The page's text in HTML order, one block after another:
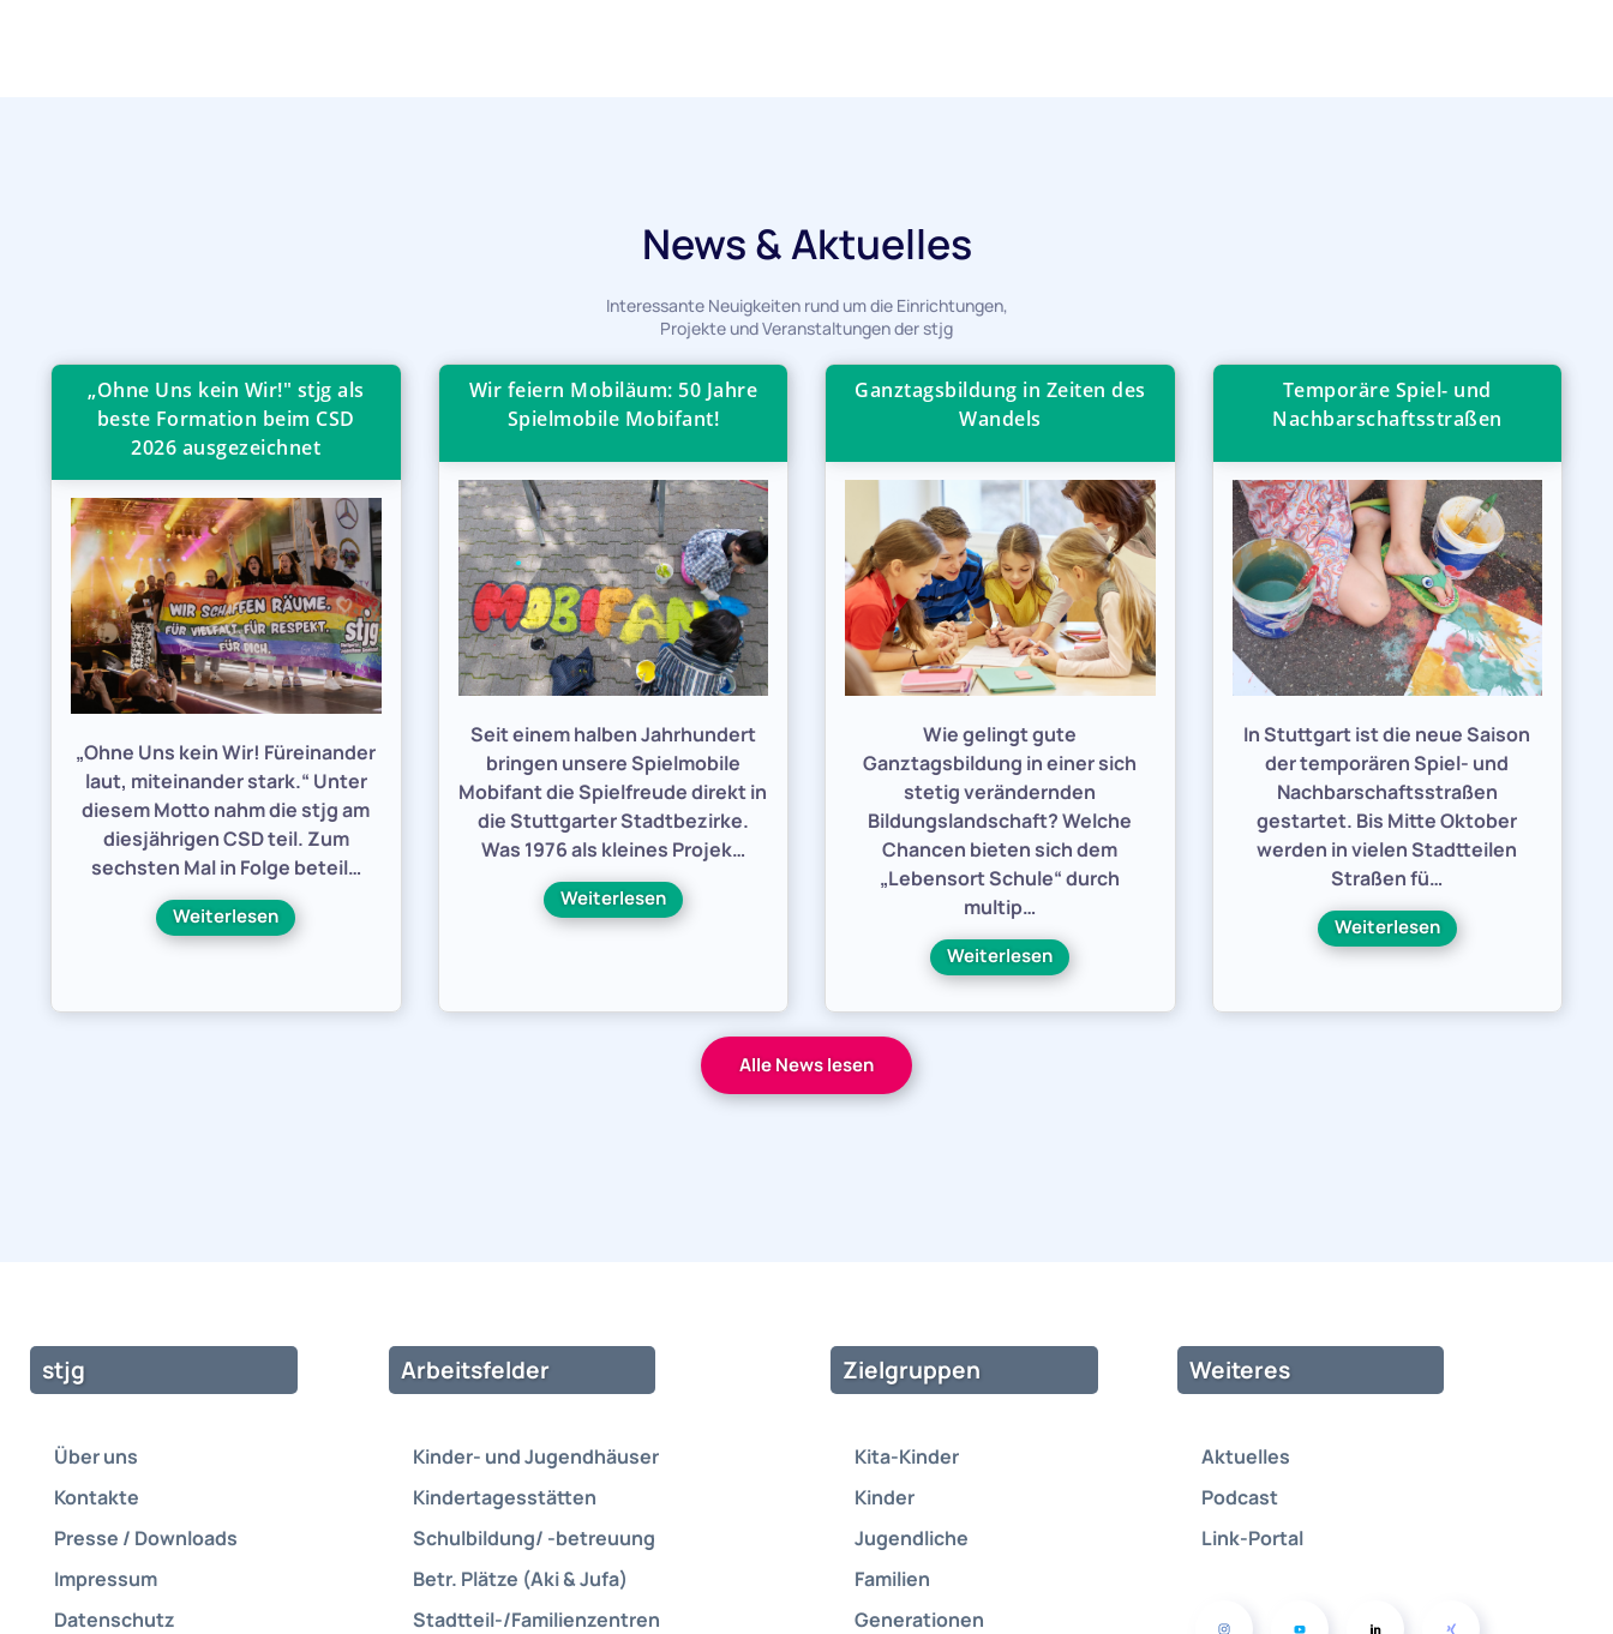
News & Aktuelles
Interessante Neuigkeiten rund um die Einrichtungen,
Projekte und Veranstaltungen der stjg
„Ohne Uns kein Wir!" stjg als
beste Formation beim CSD
2026 ausgezeichnet
„Ohne Uns kein Wir! Füreinander
laut, miteinander stark.“ Unter
diesem Motto nahm die stjg am
diesjährigen CSD teil. Zum
sechsten Mal in Folge beteil…
Weiterlesen
Wir feiern Mobiläum: 50 Jahre
Spielmobile Mobifant!
Seit einem halben Jahrhundert
bringen unsere Spielmobile
Mobifant die Spielfreude direkt in
die Stuttgarter Stadtbezirke.
Was 1976 als kleines Projek…
Weiterlesen
Ganztagsbildung in Zeiten des
Wandels
Wie gelingt gute
Ganztagsbildung in einer sich
stetig verändernden
Bildungslandschaft? Welche
Chancen bieten sich dem
„Lebensort Schule“ durch
multip…
Weiterlesen
Temporäre Spiel- und
Nachbarschaftsstraßen
In Stuttgart ist die neue Saison
der temporären Spiel- und
Nachbarschaftsstraßen
gestartet. Bis Mitte Oktober
werden in vielen Stadtteilen
Straßen fü…
Weiterlesen
Alle News lesen
stjg
Über uns
Kontakte
Presse / Downloads
Impressum
Datenschutz
Arbeitsfelder
Kinder- und Jugendhäuser
Kindertagesstätten
Schulbildung/ -betreuung
Betr. Plätze (Aki & Jufa)
Stadtteil-/Familienzentren
Zielgruppen
Kita-Kinder
Kinder
Jugendliche
Familien
Generationen
Weiteres
Aktuelles
Podcast
Link-Portal